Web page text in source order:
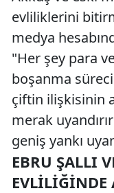
evliliklerini
medya
"Her şey para
boşanma
çiftin ilişkisinin
merak
geniş yankı
EBRU ŞALLI
EVLILIĞINDE